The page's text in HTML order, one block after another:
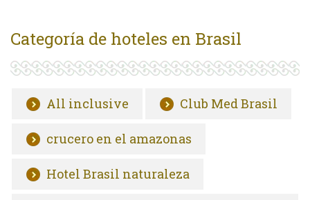
Categoría de hoteles en Brasil
All inclusive Club Med Brasil
crucero en el amazonas
Hotel Brasil naturaleza